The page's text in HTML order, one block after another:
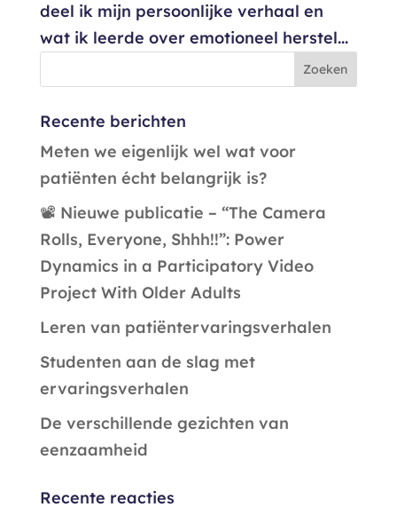
deel ik mijn persoonlijke verhaal en
wat ik leerde over emotioneel herstel...
Recente berichten
Meten we eigenlijk wel wat voor
patiënten écht belangrijk is?
📽️ Nieuwe publicatie – “The Camera
Rolls, Everyone, Shhh!!”: Power
Dynamics in a Participatory Video
Project With Older Adults
Leren van patiëntervaringsverhalen
Studenten aan de slag met
ervaringsverhalen
De verschillende gezichten van
eenzaamheid
Recente reacties